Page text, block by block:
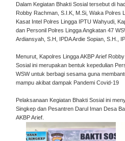
Dalam Kegiatan Bhakti Sosial tersebut di
Robby Rachman, S.I.K, M.Si, Waka Polres
Kasat Intel Polres Lingga IPTU Wahyudi,
dan Personil Polres Lingga Angkatan 47
Ardiansyah, S.H, IPDA Ardie Sopian, S.H.,
Menurut, Kapolres Lingga AKBP Arief
Sosial ini merupakan bentuk kepedulian
WSW untuk berbagi sesama guna
mampu akibat dampak Pandemi Covid-19
Pelaksanaan Kegiatan Bhakti Sosial ini
Singkep dan Pesantren Darul Iman Desa
AKBP Arief.